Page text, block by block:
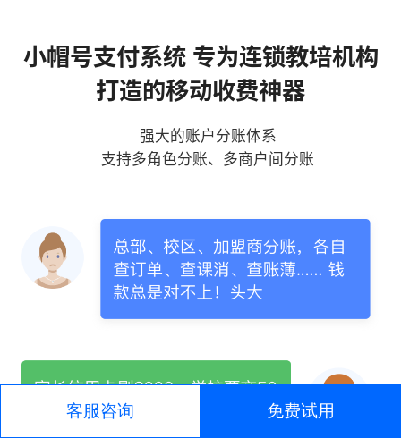
小帽号支付系统 专为连锁教培机构
打造的移动收费神器
强大的账户分账体系
支持多角色分账、多商户间分账
客服咨询 免费试用